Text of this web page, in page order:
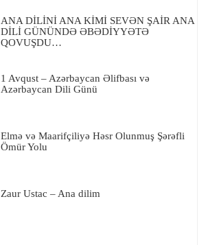
ANA DİLİNİ ANA KİMİ SEVƏN ŞAİR ANA
DİLİ GÜNÜNDƏ ƏBƏDİYYƏTƏ
QOVUŞDU…
1 Avqust – Azərbaycan Əlifbası və
Azərbaycan Dili Günü
Elmə və Maarifçiliyə Həsr Olunmuş Şərəfli
Ömür Yolu
Zaur Ustac – Ana dilim